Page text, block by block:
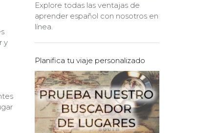
y
Explore todas las ventajas de
aprender español con nosotros en
línea.
Planifica tu viaje personalizado